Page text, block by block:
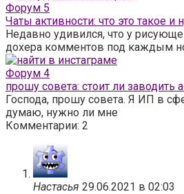
Форум 5
Чаты активности: что это такое и
Недавно удивился, что у
дохера комментов под каждым
Форум 4
прошу совета: стоит ли заводить
Господа, прошу совета. Я ИП в
думаю, нужно ли мне
Комментарии: 2
Настасья 29.06.2021 в 02:03